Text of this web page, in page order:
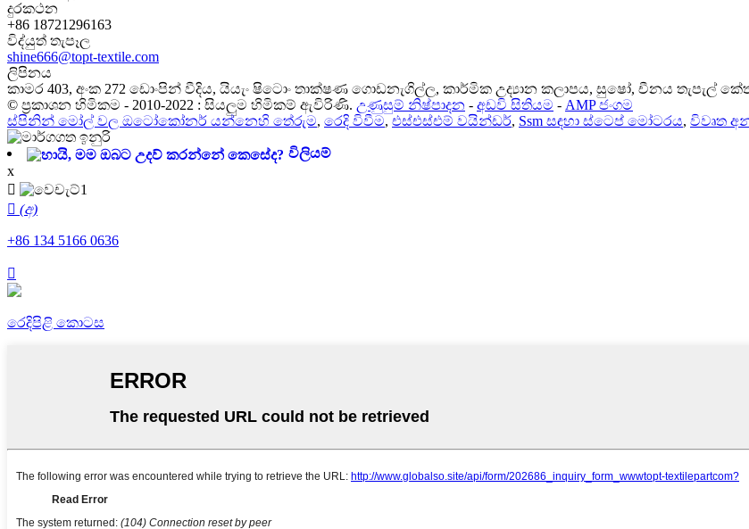
දුරකථන
+86 18721296163
විද්යුත් තැපෑල
shine666@topt-textile.com
ලිපිනය
කාමර 403, අංක 272 ඩොංපින් වීදිය, යියැං ෂිටොං තාක්ෂණ ගොඩනැගිල්ල, කාර්මික උද්‍යාන කලාපය, සුෂෝ, චීනය තැපැල්
© ප්‍රකාශන හිමිකම - 2010-2022 : සියලුම හිමිකම් ඇවිරිණි. උණුසුම් නිෂ්පාදන - අඩවි සිතියම - AMP ජංගම
ස්පිනින් මෝල් වල ඔටෝකෝනර් යන්නෙහි තේරුම, රෙදි විවීම, එස්එස්එම් වයින්ඩර්, Ssm සඳහා ස්ටෙප් මෝටරය, විවෘත
විලියම්
x

 (අ)
+86 134 5166 0636

රෙදිපිළි කොටස